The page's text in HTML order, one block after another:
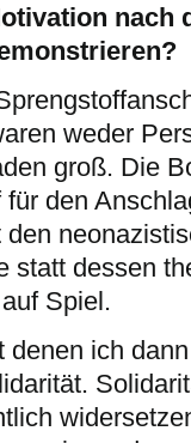
nach
weder
groß. Die
den
statt dessen
Spiel.
denen ich